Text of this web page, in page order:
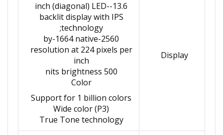
Display
13.6-inch (diagonal) LED-
backlit display with IPS
technology;
2560-by-1664 native
resolution at 224 pixels per
inch
500 nits brightness
Color
Support for 1 billion colors
Wide color (P3)
True Tone technology